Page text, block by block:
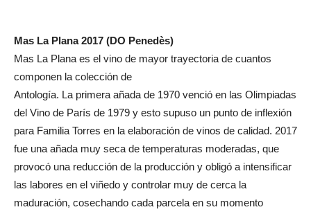
Mas La Plana 2017 (DO Penedès)
Mas La Plana es el vino de mayor trayectoria de cuantos
componen la colección de
Antología. La primera añada de 1970 venció en las Olimpiadas
del Vino de París de 1979 y esto supuso un punto de inflexión
para Familia Torres en la elaboración de vinos de calidad. 2017
fue una añada muy seca de temperaturas moderadas, que
provocó una reducción de la producción y obligó a intensificar
las labores en el viñedo y controlar muy de cerca la
maduración, cosechando cada parcela en su momento